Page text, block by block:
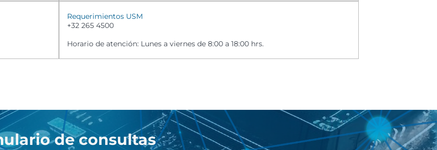
Requerimientos USM
+32 265 4500
Horario de atención: Lunes a viernes de 8:00 a 18:00 hrs.
de consultas